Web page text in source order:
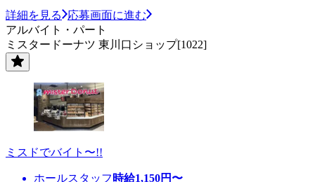
詳細を見る
応募画面に進む
アルバイト・パート
ミスタードーナツ 東川口ショップ[1022]
ミスドでバイト〜!!
ホールスタッフ 時給1,150円〜